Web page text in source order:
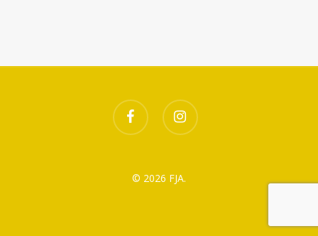
facebook instagram
© 2026 FJA.